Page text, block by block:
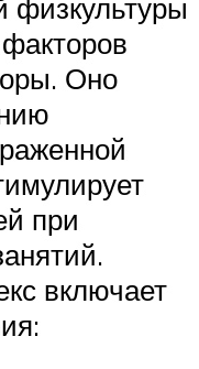
физкультуры
Оно
при
включает